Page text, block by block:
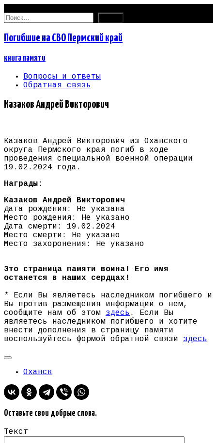
Найти:
Погибшие на СВО Пермский край
книга памяти
Вопросы и ответы
Обратная связь
Казаков Андрей Викторович
Казаков Андрей Викторович из Оханского
округа Пермского края погиб в ходе
проведения специальной военной операции
19.02.2024 года.
Награды:
Казаков Андрей Викторович
Дата рождения: Не указана
Место рождения: Не указано
Дата смерти: 19.02.2024
Место смерти: Не указано
Место захоронения: Не указано
Это страница памяти воина! Его имя
останется в наших сердцах!
* Если Вы являетесь наследником погибшего и
Вы против размещения информации о нем,
сообщите нам об этом здесь . Если Вы
являетесь наследником погибшего и хотите
внести дополнения в страницу памяти
воспользуйтесь формой обратной связи здесь
Оханск
Оставьте свои добрые слова.
Текст